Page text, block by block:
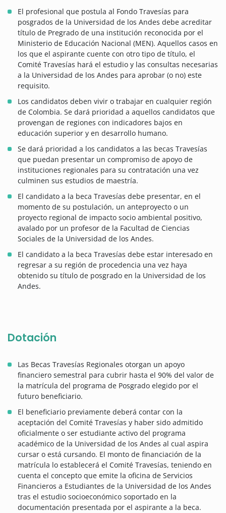
El profesional que postula al Fondo Travesías para
posgrados de la Universidad de los Andes debe acreditar
título de Pregrado de una institución reconocida por el
Ministerio de Educación Nacional (MEN). Aquellos casos en
los que el aspirante cuente con otro tipo de título, el
Comité Travesías hará el estudio y las consultas necesarias
a la Universidad de los Andes para aprobar (o no) este
requisito.
Los candidatos deben vivir o trabajar en cualquier región
de Colombia. Se dará prioridad a aquellos candidatos que
provengan de regiones con indicadores bajos en
educación superior y en desarrollo humano.
Se dará prioridad a los candidatos a las becas Travesías
que puedan presentar un compromiso de apoyo de
instituciones regionales para su contratación una vez
culminen sus estudios de maestría.
El candidato a la beca Travesías debe presentar, en el
momento de su postulación, un anteproyecto o un
proyecto regional de impacto socio ambiental positivo,
avalado por un profesor de la Facultad de Ciencias
Sociales de la Universidad de los Andes.
El candidato a la beca Travesías debe estar interesado en
regresar a su región de procedencia una vez haya
obtenido su título de posgrado en la Universidad de los
Andes.
Dotación
Las Becas Travesías Regionales otorgan un apoyo
financiero semestral para cubrir hasta el 90% del valor de
la matrícula del programa de Posgrado elegido por el
futuro beneficiario.
El beneficiario previamente deberá contar con la
aceptación del Comité Travesías y haber sido admitido
oficialmente o ser estudiante activo del programa
académico de la Universidad de los Andes al cual aspira
cursar o está cursando. El monto de financiación de la
matrícula lo establecerá el Comité Travesías, teniendo en
cuenta el concepto que emite la oficina de Servicios
Financieros a Estudiantes de la Universidad de los Andes
tras el estudio socioeconómico soportado en la
documentación presentada por el aspirante a la beca.